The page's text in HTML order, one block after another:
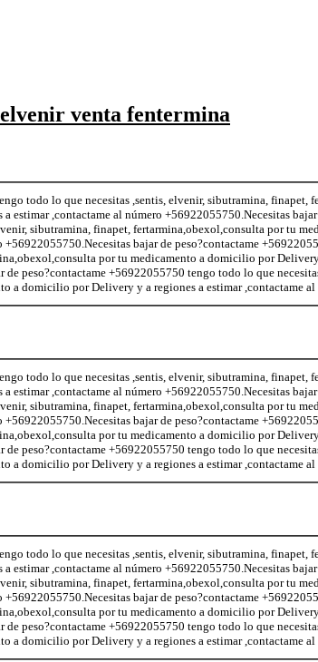
venta fentermina
todo lo que necesitas ,sentis, elvenir, sibutramina, finapet,
,contactame al número +56922055750.Necesitas bajar
sibutramina, finapet, fertarmina,obexol,consulta por tu
bajar de peso?contactame
por tu medicamento a domicilio por
peso?contactame +56922055750 tengo todo lo que
a domicilio por Delivery y a regiones a estimar ,contactame al
todo lo que necesitas ,sentis, elvenir, sibutramina, finapet,
,contactame al número +56922055750.Necesitas bajar
sibutramina, finapet, fertarmina,obexol,consulta por tu
bajar de peso?contactame
por tu medicamento a domicilio por
peso?contactame +56922055750 tengo todo lo que
a domicilio por Delivery y a regiones a estimar ,contactame al
todo lo que necesitas ,sentis, elvenir, sibutramina, finapet,
,contactame al número +56922055750.Necesitas bajar
sibutramina, finapet, fertarmina,obexol,consulta por tu
bajar de peso?contactame
por tu medicamento a domicilio por
peso?contactame +56922055750 tengo todo lo que
a domicilio por Delivery y a regiones a estimar ,contactame al